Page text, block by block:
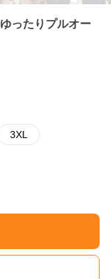
ったりプルオー
3XL